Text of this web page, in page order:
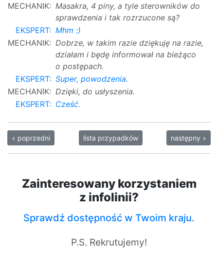
MECHANIK: Masakra, 4 piny, a tyle sterowników do
sprawdzenia i tak rozrzucone są?
EKSPERT: Mhm :)
MECHANIK: Dobrze, w takim razie dziękuję na razie,
działam i będę informował na bieżąco
o postępach.
EKSPERT: Super, powodzenia.
MECHANIK: Dzięki, do usłyszenia.
EKSPERT: Cześć.
navigate_before poprzedni lista przypadków następny navigate_next
Zainteresowany korzystaniem
z infolinii?
Sprawdź dostępność w Twoim kraju.
P.S. Rekrutujemy!